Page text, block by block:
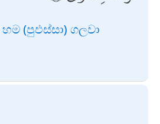
(පුඵස්සා) ගලවා